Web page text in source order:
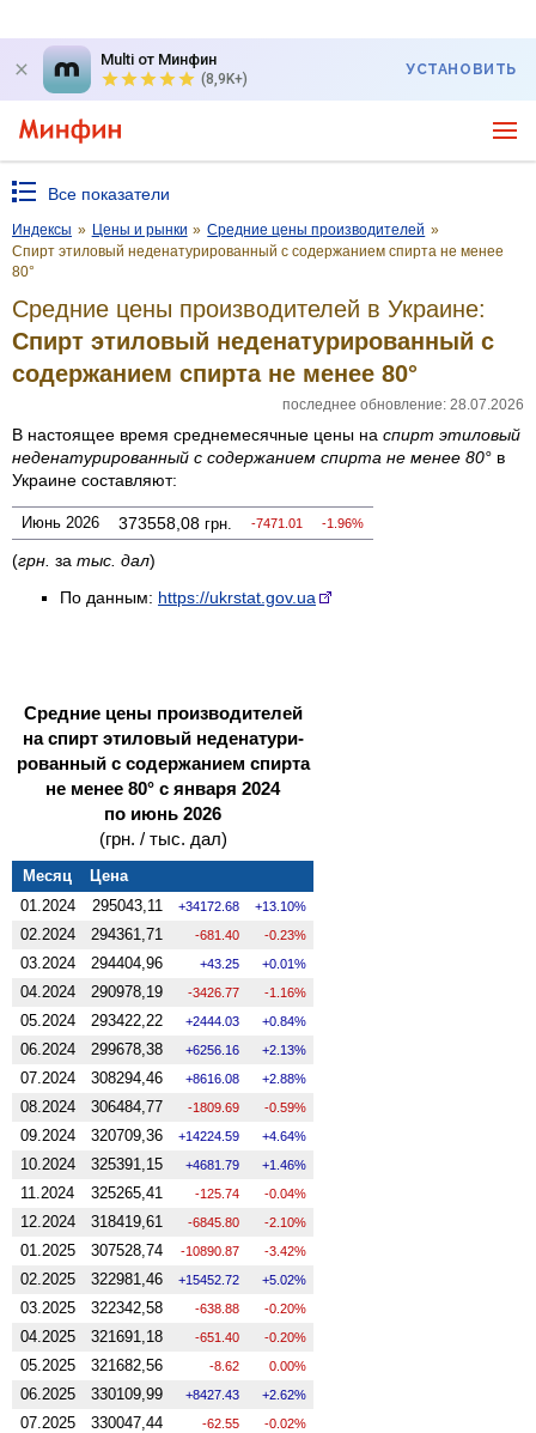
Multi от Минфин
(8,9K+)
УСТАНОВИТЬ
Все показатели
Индексы » Цены и рынки » Средние цены производителей »
Спирт этиловый неденатури­рованный с содержанием спирта не менее
80°
Средние цены производителей в Украине:
Спирт этиловый неденатури­рованный с
содержанием спирта не менее 80°
последнее обновление: 28.07.2026
В настоящее время среднемесячные цены на спирт этиловый
неденатури­рованный с содержанием спирта не менее 80° в
Украине составляют:
Июнь 2026 373558,08 грн. -7471.01 -1.96%
(грн. за тыс. дал)
По данным: https://ukrstat.gov.ua
Средние цены производителей
на спирт этиловый неденатури­
рованный с содержанием спирта
не менее 80° с января 2024
по июнь 2026
(грн. / тыс. дал)
Месяц
Цена
01.2024
295043,11 34172.68 13.10%
02.2024 294361,71 -681.40 -0.23%
03.2024 294404,96 43.25 0.01%
04.2024 290978,19 -3426.77 -1.16%
05.2024 293422,22 2444.03 0.84%
06.2024 299678,38 6256.16 2.13%
07.2024 308294,46 8616.08 2.88%
08.2024 306484,77 -1809.69 -0.59%
09.2024 320709,36 14224.59 4.64%
10.2024 325391,15 4681.79 1.46%
11.2024 325265,41 -125.74 -0.04%
12.2024 318419,61 -6845.80 -2.10%
01.2025 307528,74 -10890.87 -3.42%
02.2025 322981,46 15452.72 5.02%
03.2025 322342,58 -638.88 -0.20%
04.2025 321691,18 -651.40 -0.20%
05.2025 321682,56 -8.62 0.00%
06.2025 330109,99 8427.43 2.62%
07.2025 330047,44 -62.55 -0.02%